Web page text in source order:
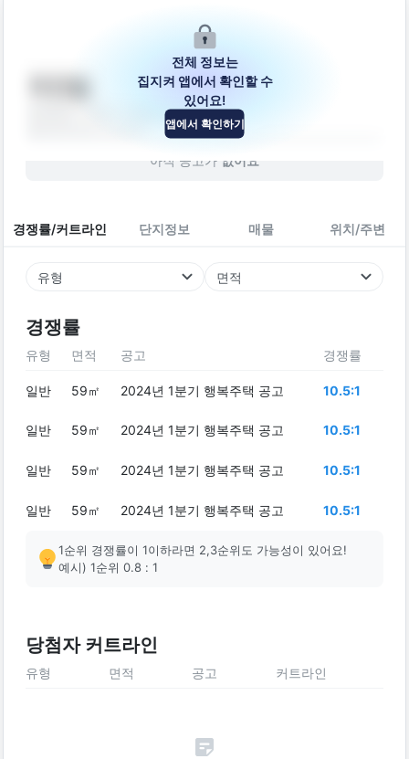
경상남도 사천시 사천읍 동문2길 97
아직 공고가 없어요
경쟁률/커트라인 단지정보 매물 위치/주변
유형 면적
경쟁률
전체 정보는
집지켜 앱에서 확인할 수
있어요!
앱에서 확인하기
유형 면적 공고 경쟁률
일반 59㎡ 2024년 1분기 행복주택 공고 10.5:1
일반 59㎡ 2024년 1분기 행복주택 공고 10.5:1
일반 59㎡ 2024년 1분기 행복주택 공고 10.5:1
일반 59㎡ 2024년 1분기 행복주택 공고 10.5:1
1순위 경쟁률이 1이하라면 2,3순위도 가능성이 있어요!
예시) 1순위 0.8 : 1
당첨자 커트라인
유형 면적 공고 커트라인